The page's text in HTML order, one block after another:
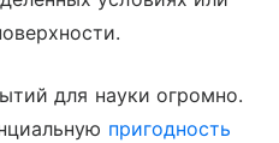
для науки огромно.
пригодность